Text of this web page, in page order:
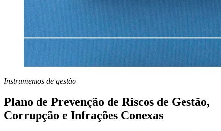
Instrumentos de gestão
Plano de Prevenção de Riscos de Gestão,
Corrupção e Infrações Conexas